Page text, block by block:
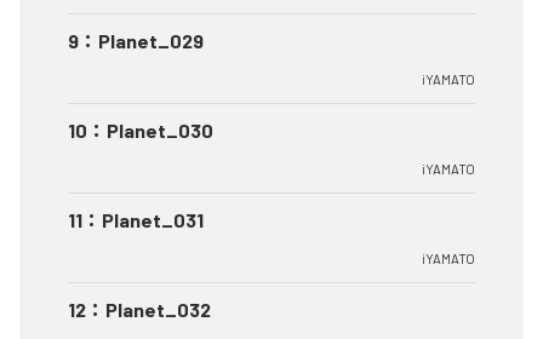
9 ： Planet_029
iYAMATO
10 ： Planet_030
iYAMATO
11 ： Planet_031
iYAMATO
12 ： Planet_032